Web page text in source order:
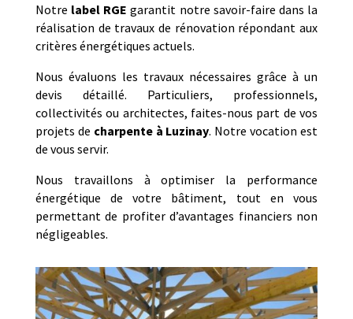
Notre label RGE garantit notre savoir-faire dans la
réalisation de travaux de rénovation répondant aux
critères énergétiques actuels.
Nous évaluons les travaux nécessaires grâce à un
devis détaillé. Particuliers, professionnels,
collectivités ou architectes, faites-nous part de vos
projets de charpente à Luzinay. Notre vocation est
de vous servir.
Nous travaillons à optimiser la performance
énergétique de votre bâtiment, tout en vous
permettant de profiter d’avantages financiers non
négligeables.